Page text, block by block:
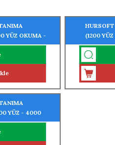
YÜZ OKUMA -
(1200
YÜZ - 4000